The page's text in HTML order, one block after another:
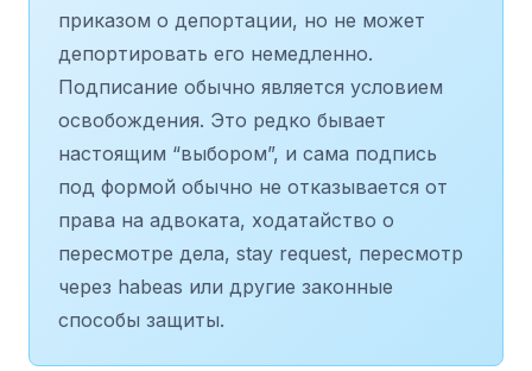
приказом о депортации, но не может
депортировать его немедленно.
Подписание обычно является условием
освобождения. Это редко бывает
настоящим “выбором”, и сама подпись
под формой обычно не отказывается от
права на адвоката, ходатайство о
пересмотре дела, stay request, пересмотр
через habeas или другие законные
способы защиты.